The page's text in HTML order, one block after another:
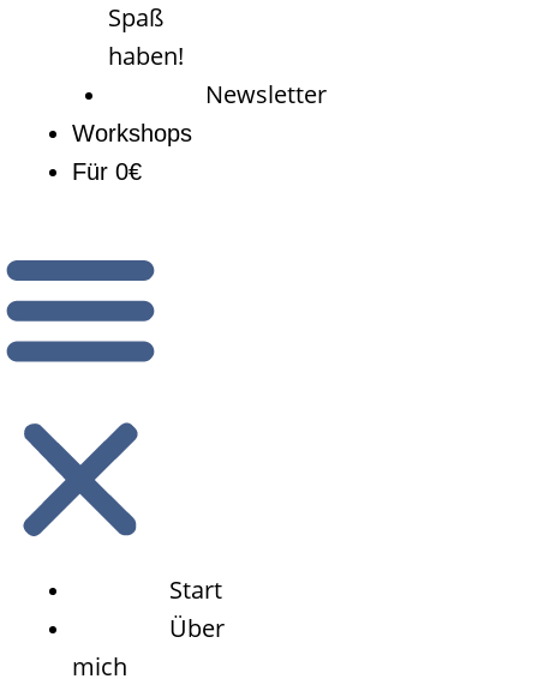
Spaß
haben!
Newsletter
Workshops
Für 0€
Start
Über
mich